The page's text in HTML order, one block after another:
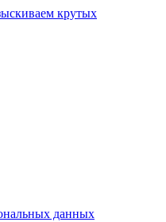
крутых
данных